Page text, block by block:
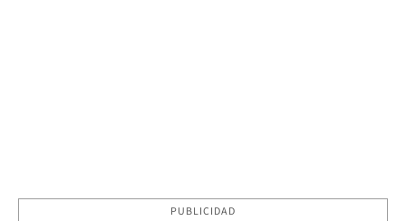
PUBLICIDAD